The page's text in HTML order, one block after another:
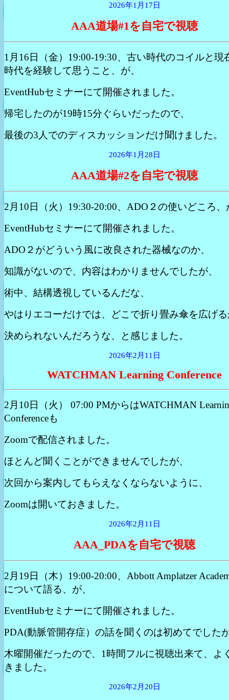
2026年1月17日
AAA道場#1を自宅で視聴
1月16日（金）19:00-19:30、古い時代のコイルと現
時代を経験して思うこと、が、
EventHubセミナーにて開催されました。
帰宅したのが19時15分ぐらいだったので、
最後の3人でのディスカッションだけ聞けました。
2026年1月28日
AAA道場#2を自宅で視聴
2月10日（火）19:30-20:00、ADO２の使いどころ、
EventHubセミナーにて開催されました。
ADO２がどういう風に改良された器械なのか、
知識がないので、内容はわかりませんでしたが、
術中、結構透視しているんだな、
やはりエコーだけでは、どこで折り畳み傘を広げ
決められないんだろうな、と感じました。
2026年2月11日
WATCHMAN Learning Conference
2月10日（火） 07:00 PMからはWATCHMAN
Conferenceも
Zoomで配信されました。
ほとんど聞くことができませんでしたが、
次回から案内してもらえなくならないように、
Zoomは開いておきました。
2026年2月11日
AAA_PDAを自宅で視聴
2月19日（木）19:00-20:00、Abbott Amplatzer
について語る、が、
EventHubセミナーにて開催されました。
PDA(動脈管開存症）の話を聞くのは初めてでした
木曜開催だったので、1時間フルに視聴出来て、よ
きました。
2026年2月20日